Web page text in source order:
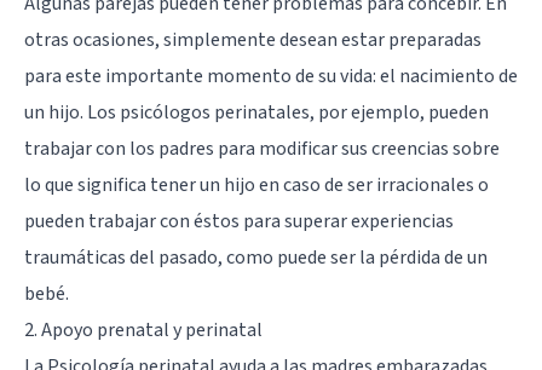
otras ocasiones, simplemente desean estar preparadas
para este importante momento de su vida: el nacimiento de
un hijo. Los psicólogos perinatales, por ejemplo, pueden
trabajar con los padres para modificar sus creencias sobre
lo que significa tener un hijo en caso de ser irracionales o
pueden trabajar con éstos para superar experiencias
traumáticas del pasado, como puede ser la pérdida de un
bebé.
2. Apoyo prenatal y perinatal